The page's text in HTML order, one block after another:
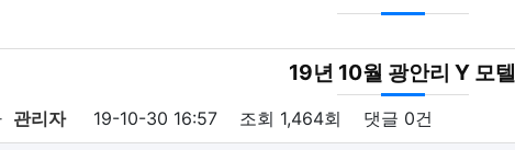
19년 10월 광안리 Y 모텔
관리자 19-10-30 16:57 조회 1,464회 댓글 0건